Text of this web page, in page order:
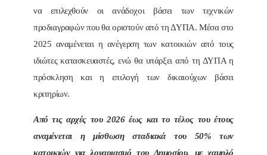
να επιλεχθούν οι ανάδοχοι βάσει των τεχνικών
προδιαγραφών που θα οριστούν από τη ΔΥΠΑ. Μέσα στο
2025 αναμένεται η ανέγερση των κατοικιών από τους
ιδιώτες κατασκευαστές, ενώ θα υπάρξει από τη ΔΥΠΑ η
πρόσκληση και η επιλογή των δικαιούχων βάσει
κριτηρίων.
Από τις αρχές του 2026 έως και το τέλος του έτους
αναμένεται η μίσθωση σταδιακά του 50% των
κατοικιών για λογαριασμό του Δημοσίου, με χαμηλό